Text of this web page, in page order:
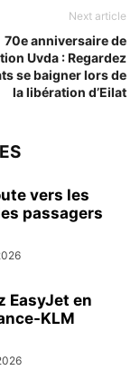
Next article
70e anniversaire de
Uvda : Regardez
se baigner lors de
la libération d’Eilat
vers les
passagers
EasyJet en
KLM